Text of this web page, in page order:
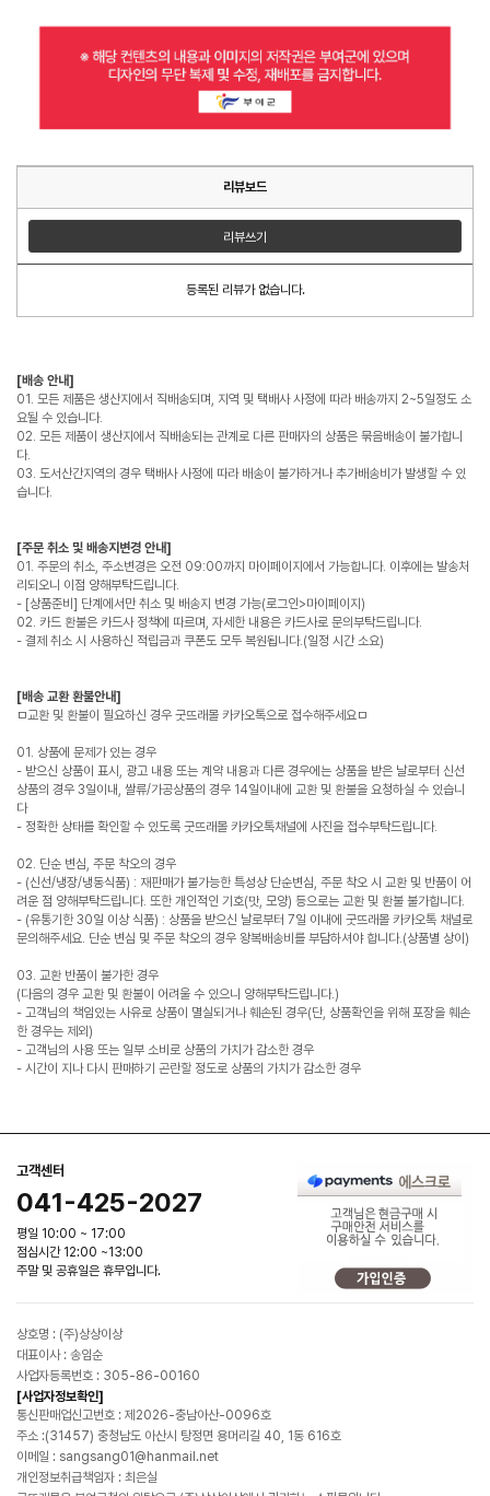
리뷰보드
리뷰쓰기
등록된 리뷰가 없습니다.
[배송 안내]
01. 모든 제품은 생산지에서 직배송되며, 지역 및 택배사 사정에 따라 배송까지 2~5일정도 소
요될 수 있습니다.
02. 모든 제품이 생산지에서 직배송되는 관계로 다른 판매자의 상품은 묶음배송이 불가합니
다.
03. 도서산간지역의 경우 택배사 사정에 따라 배송이 불가하거나 추가배송비가 발생할 수 있
습니다.
[주문 취소 및 배송지변경 안내]
01. 주문의 취소, 주소변경은 오전 09:00까지 마이페이지에서 가능합니다. 이후에는 발송처
리되오니 이점 양해부탁드립니다.
- [상품준비] 단계에서만 취소 및 배송지 변경 가능(로그인>마이페이지)
02. 카드 환불은 카드사 정책에 따르며, 자세한 내용은 카드사로 문의부탁드립니다.
- 결제 취소 시 사용하신 적립금과 쿠폰도 모두 복원됩니다.(일정 시간 소요)
[배송 교환 환불안내]
ㅁ교환 및 환불이 필요하신 경우 굿뜨래몰 카카오톡으로 접수해주세요ㅁ
01. 상품에 문제가 있는 경우
- 받으신 상품이 표시, 광고 내용 또는 계약 내용과 다른 경우에는 상품을 받은 날로부터 신선
상품의 경우 3일이내, 쌀류/가공상품의 경우 14일이내에 교환 및 환불을 요청하실 수 있습니
다
- 정확한 상태를 확인할 수 있도록 굿뜨래몰 카카오톡채널에 사진을 접수부탁드립니다.
02. 단순 변심, 주문 착오의 경우
- (신선/냉장/냉동식품) : 재판매가 불가능한 특성상 단순변심, 주문 착오 시 교환 및 반품이 어
려운 점 양해부탁드립니다. 또한 개인적인 기호(맛, 모양) 등으로는 교환 및 환불 불가합니다.
- (유통기한 30일 이상 식품) : 상품을 받으신 날로부터 7일 이내에 굿뜨래몰 카카오톡 채널로
문의해주세요. 단순 변심 및 주문 착오의 경우 왕복배송비를 부담하셔야 합니다.(상품별 상이)
03. 교환 반품이 불가한 경우
(다음의 경우 교환 및 환불이 어려울 수 있으니 양해부탁드립니다.)
- 고객님의 책임있는 사유로 상품이 멸실되거나 훼손된 경우(단, 상품확인을 위해 포장을 훼손
한 경우는 제외)
- 고객님의 사용 또는 일부 소비로 상품의 가치가 감소한 경우
- 시간이 지나 다시 판매하기 곤란할 정도로 상품의 가치가 감소한 경우
고객센터
041-425-2027
평일 10:00 ~ 17:00
점심시간 12:00 ~13:00
주말 및 공휴일은 휴무입니다.
상호명 : (주)상상이상
대표이사 : 송임순
사업자등록번호 : 305-86-00160
[사업자정보확인]
통신판매업신고번호 : 제2026-충남아산-0096호
주소 :(31457) 충청남도 아산시 탕정면 용머리길 40, 1동 616호
이메일 : sangsang01@hanmail.net
개인정보취급책임자 : 최은실